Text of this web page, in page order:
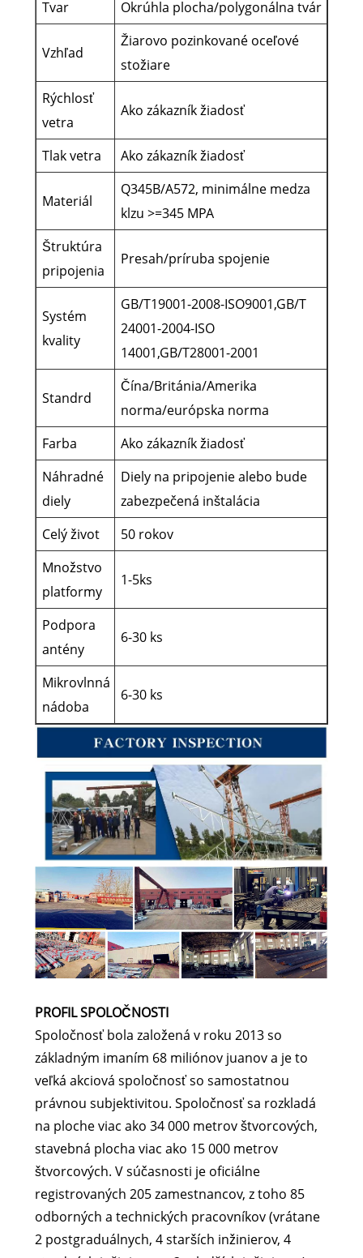
Tvar Okrúhla plocha/polygonálna tvár
Vzhľad
Žiarovo pozinkované oceľové
stožiare
Rýchlosť
vetra
Ako zákazník žiadosť
Tlak vetra Ako zákazník žiadosť
Materiál
Q345B/A572, minimálne medza
klzu >=345 MPA
Štruktúra
pripojenia
Presah/príruba spojenie
Systém
kvality
GB/T19001-2008-ISO9001,GB/T
24001-2004-ISO
14001,GB/T28001-2001
Standrd
Čína/Británia/Amerika
norma/európska norma
Farba
Ako zákazník žiadosť
Náhradné
diely
Diely na pripojenie alebo bude
zabezpečená inštalácia
Celý život
50 rokov
Množstvo
platformy
1-5ks
Podpora
antény
6-30 ks
Mikrovlnná
nádoba
6-30 ks
PROFIL SPOLOČNOSTI
Spoločnosť bola založená v roku 2013 so
základným imaním 68 miliónov juanov a je to
veľká akciová spoločnosť so samostatnou
právnou subjektivitou. Spoločnosť sa rozkladá
na ploche viac ako 34 000 metrov štvorcových,
stavebná plocha viac ako 15 000 metrov
štvorcových. V súčasnosti je oficiálne
registrovaných 205 zamestnancov, z toho 85
odborných a technických pracovníkov (vrátane
2 postgraduálnych, 4 starších inžinierov, 4